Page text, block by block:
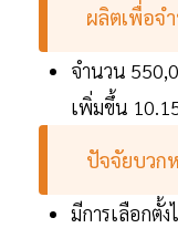
ผลิตเพื่อจ
จำนวน
เพิ่มขึ้น
ปัจจัยบวก
มีการเลือกตั้